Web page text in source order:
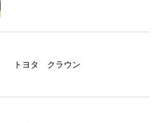
トヨタ クラウン